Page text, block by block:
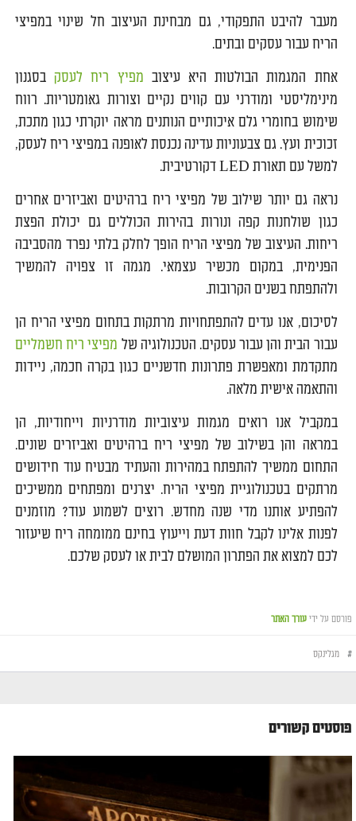
מעבר להיבט התפקודי, גם מבחינת העיצוב חל שינוי במפיצי
הריח עבור עסקים ובתים.
אחת המגמות הבולטות היא עיצוב מפיץ ריח לעסקבסגנון
מינימליסטי ומודרני עם קווים נקיים וצורות גאומטריות. רווח
שימוש בחומרי גלם איכותיים הנותנים מראה יוקרתי כגון מתכת,
זכוכית ועץ. גם צבעוניות עדינה נכנסת לאופנה במפיצי ריח לעסק,
למשל עם תאורת LED דקורטיבית.
נראה גם יותר שילוב של מפיצי ריח ברהיטים ואביזרים אחרים
כגון שולחנות קפה ונורות בהירות הכוללים גם יכולת הפצת
ריחות. העיצוב של מפיצי הריח הופך לחלק בלתי נפרד מהסביבה
הפנימית, במקום מכשיר עצמאי. מגמה זו צפויה להמשיך
ולהתפתח בשנים הקרובות.
לסיכום, אנו עדים להתפתחויות מרתקות בתחום מפיצי הריח הן
עבור הבית והן עבור עסקים. הטכנולוגיה של מפיצי ריח חשמליים
מתקדמת ומאפשרת פתרונות חדשניים כגון בקרה חכמה, ניידות
והתאמה אישית מלאה.
במקביל אנו רואים מגמות עיצוביות מודרניות וייחודיות, הן
במראה והן בשילוב של מפיצי ריח ברהיטים ואביזרים שונים.
התחום ממשיך להתפתח במהירות והעתיד מבטיח עוד חידושים
מרתקים בטכנולוגיית מפיצי הריח. יצרנים ומפתחים ממשיכים
להפתיע אותנו מדי שנה מחדש. רוצים לשמוע עוד? מוזמנים
לפנות אלינו לקבל חוות דעת וייעוץ בחינם ממומחה ריח שיעזור
לכם למצוא את הפתרון המושלם לבית או לעסק שלכם.
פורסם על ידי עורך האתר
# מגלינקס
פוסטים קשורים